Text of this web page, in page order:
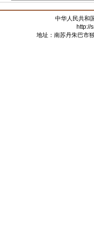
中华人民共和
http://
地址：南苏丹朱巴市